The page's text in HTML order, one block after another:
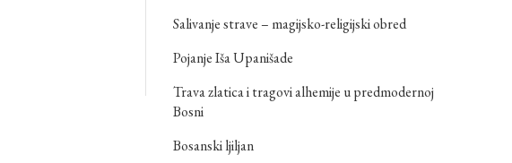
Salivanje strave – magijsko-religijski obred
Pojanje Iša Upanišade
Trava zlatica i tragovi alhemije u predmodernoj
Bosni
Bosanski ljiljan